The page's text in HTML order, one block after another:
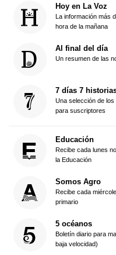
Hoy en La Voz
La información más
hora de la mañana
Al final del día
Un resumen de las
7 días 7
Una selección de
para suscriptores
Educación
Recibe cada lunes
la Educación
Somos Agro
Recibe cada
primario
5 océanos
Boletín diario para
baja velocidad)